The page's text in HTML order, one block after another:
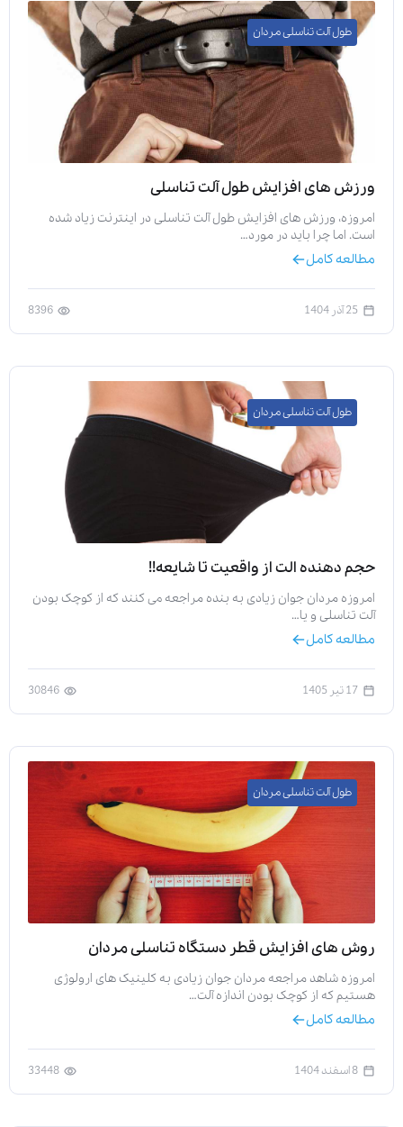
طول آلت تناسلی مردان
ورزش های افزایش طول آلت تناسلی
امروزه، ورزش های افزایش طول آلت تناسلی در اینترنت زیاد شده
است. اما چرا باید در مورد…
مطالعه کامل
25 آذر 1404 8396
طول آلت تناسلی مردان
حجم دهنده الت از واقعیت تا شایعه!!
امروزه مردان جوان زیادی به بنده مراجعه می کنند که از کوچک بودن
آلت تناسلی و یا…
مطالعه کامل
17 تیر 1405 30846
طول آلت تناسلی مردان
روش های افزایش قطر دستگاه تناسلی مردان
امروزه شاهد مراجعه مردان جوان زیادی به کلینیک های ارولوژی
هستیم که از کوچک بودن اندازه آلت…
مطالعه کامل
8 اسفند 1404 33448